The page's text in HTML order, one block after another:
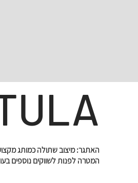
האתגר: מיצוב שתולה כמותג
המטרה לפנות לשווקים נוספים